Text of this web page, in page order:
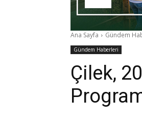
Ana Sayfa Gündem
Gündem Haberleri
Çilek,